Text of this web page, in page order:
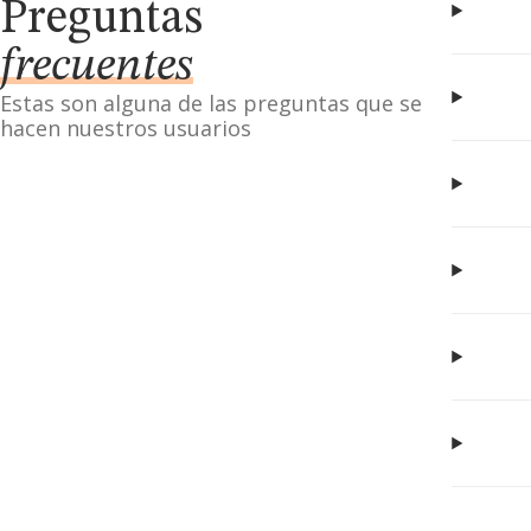
Preguntas
frecuentes
Estas son alguna de las preguntas que se
hacen nuestros usuarios